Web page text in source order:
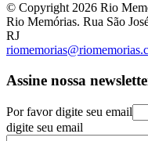
© Copyright 2026 Rio
Rio Memórias. Rua São
RJ
Assine nossa
Por favor digite seu email
digite seu email